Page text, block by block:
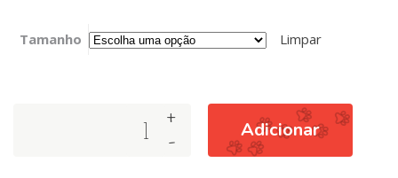
Tamanho Limpar
-
+ Adicionar